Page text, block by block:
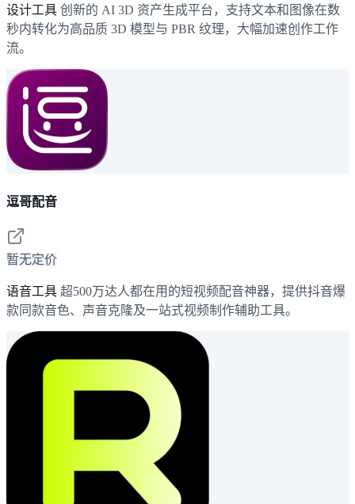
设计工具 创新的 AI 3D 资产生成平台，支持文本和图像在数
秒内转化为高品质 3D 模型与 PBR 纹理，大幅加速创作工作
流。
逗哥配音
暂无定价
语音工具 超500万达人都在用的短视频配音神器，提供抖音爆
款同款音色、声音克隆及一站式视频制作辅助工具。